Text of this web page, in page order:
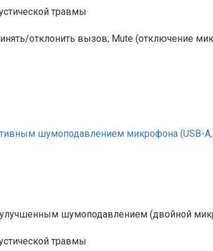
травмы
отклонить вызов; Mute (отключение
шумоподавлением микрофона (USB-
шумоподавлением (двойной
травмы